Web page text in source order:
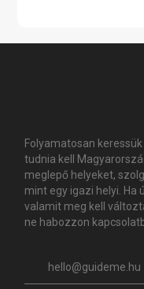
Folyamatosan
tudnia kell
meglepő helyeket,
mint egy igazi helyi. Ha
valamit meg kell
ne habozzon
hello@guideme.hu